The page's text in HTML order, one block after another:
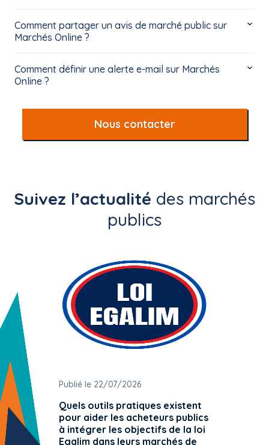
Comment partager un avis de marché public sur
Marchés Online ?
Comment définir une alerte e-mail sur Marchés
Online ?
Nous contacter
Suivez l’actualité des marchés
publics
Publié le 22/07/2026
Quels outils pratiques existent
pour aider les acheteurs publics
à intégrer les objectifs de la loi
Egalim dans leurs marchés de